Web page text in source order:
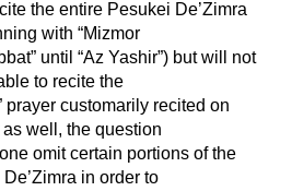
the entire Pesukei De’Zimra
with “Mizmor
until “Az Yashir”) but will not
to recite the
prayer customarily recited on
well, the question
omit certain portions of the
in order to